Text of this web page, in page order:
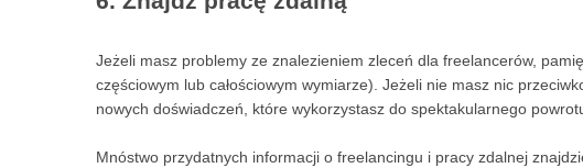
Jeżeli masz problemy ze znalezieniem zleceń dla freelancerów,
częściowym lub całościowym wymiarze). Jeżeli nie masz nic
nowych doświadczeń, które wykorzystasz do spektakularnego
Mnóstwo przydatnych informacji o freelancingu i pracy zdalnej